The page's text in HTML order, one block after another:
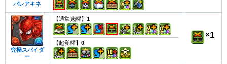
バレアキネ
究極スパイダ
ー
【通常覚醒】 1
【超覚醒】 0
×1